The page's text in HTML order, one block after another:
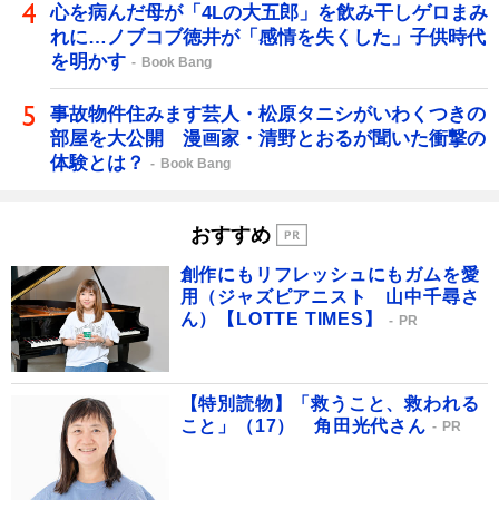
心を病んだ母が「4Lの大五郎」を飲み干しゲロまみ
れに…ノブコブ徳井が「感情を失くした」子供時代
を明かす
Book Bang
事故物件住みます芸人・松原タニシがいわくつきの
部屋を大公開 漫画家・清野とおるが聞いた衝撃の
体験とは？
Book Bang
おすすめ
創作にもリフレッシュにもガムを愛
用（ジャズピアニスト 山中千尋さ
ん）【LOTTE TIMES】
PR
【特別読物】「救うこと、救われる
こと」（17） 角田光代さん
PR